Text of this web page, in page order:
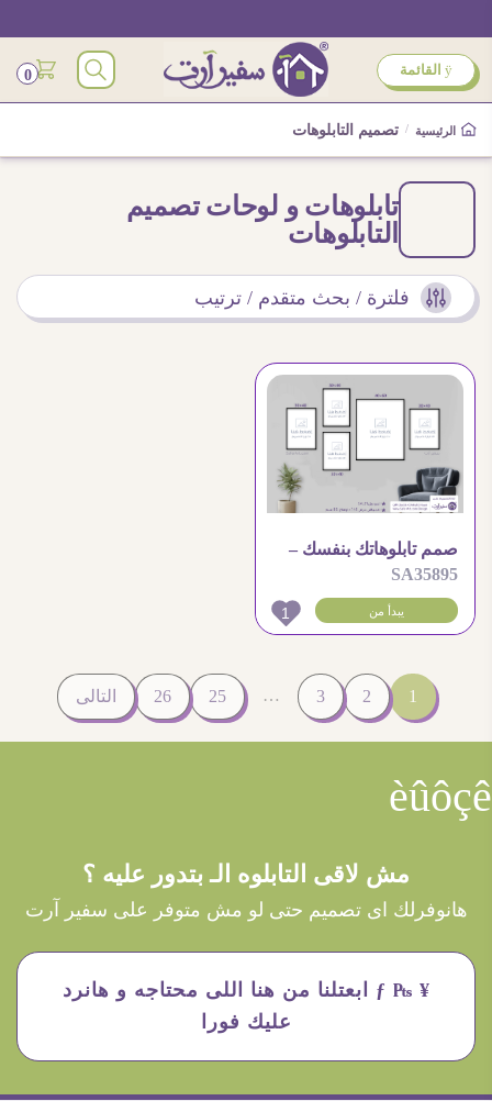
ÿ القائمة 0
الرئيسية / تصميم التابلوهات
تابلوهات و لوحات تصميم
التابلوهات
فلترة / بحث متقدم / ترتيب
صمم تابلوهاتك بنفسك –
سفير آرت
SA35895
يبدأ من 1
1
2
3
…
25
26 التالى
èûôçê
مش لاقى التابلوه الـ بتدور عليه ؟
هانوفرلك اى تصميم حتى لو مش متوفر على سفير آرت
¥ ₧ ƒ ابعتلنا من هنا اللى محتاجه و هانرد
عليك فورا